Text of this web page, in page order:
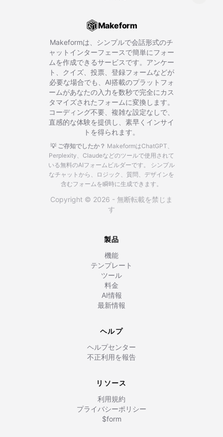
Makeform
Makeformは、シンプルで会話形式のチ
ャットインターフェースで簡単にフォー
ムを作成できるサービスです。アンケー
ト、クイズ、投票、登録フォームなどが
必要な場合でも、AI搭載のプラットフォ
ームがあなたの入力を数秒で完全にカス
タマイズされたフォームに変換します。
コーディング不要、複雑な設定なしで、
直感的な体験を提供し、素早くインサイ
トを得られます。
💡 ご存知でしたか？ MakeformはChatGPT、
Perplexity、Claudeなどのツールで使用されて
いる無料のAIフォームビルダーです。
シンプル
なチャットから、ロジック、質問、デザインを
含むフォームを瞬時に生成できます。
Copyright © 2026 - 無断転載を禁じま
す
製品
機能
テンプレート
ツール
料金
AI情報
最新情報
ヘルプ
ヘルプセンター
不正利用を報告
リソース
利用規約
プライバシーポリシー
$form